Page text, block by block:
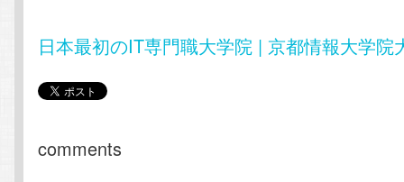
日本最初のIT専門職大学院 | 京都情報大学院
comments